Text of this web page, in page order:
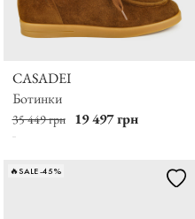
CASADEI
Ботинки
35 449 грн 19 497 грн
🔥SALE -45%